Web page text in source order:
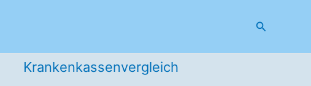
Suchen
Krankenkassenvergleich